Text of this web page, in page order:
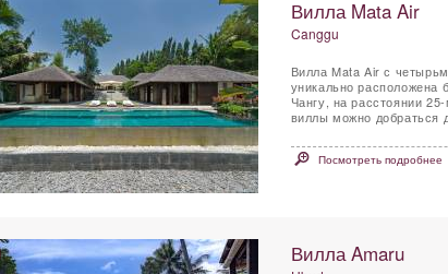
Вилла Mata Air
Canggu
Вилла Mata Air с
уникально расположена
Чангу, на расстоянии
виллы можно добраться
Посмотреть подробнее
Вилла Amaru